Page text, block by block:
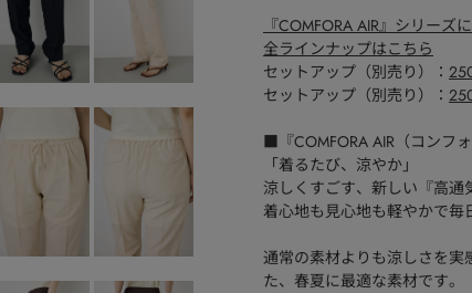
『COMFORA AIR』シリーズ
全ラインナップはこちら
セットアップ（別売り）：
セットアップ（別売り）：
■『COMFORA AIR（コンフ
「着るたび、涼やか」
涼しくすごす、新しい『高通
着心地も見心地も軽やかで毎
通常の素材よりも涼しさを
た、春夏に最適な素材です。